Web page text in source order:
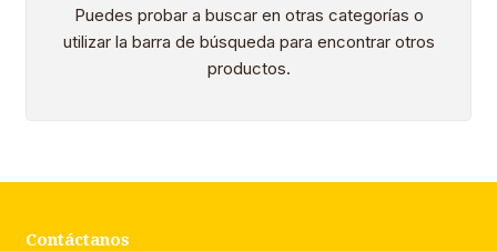
Puedes probar a buscar en otras categorías o
utilizar la barra de búsqueda para encontrar otros
productos.
Contáctanos